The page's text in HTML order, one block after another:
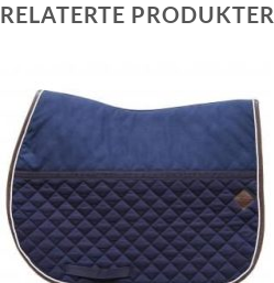
RELATERTE PRODUKTER